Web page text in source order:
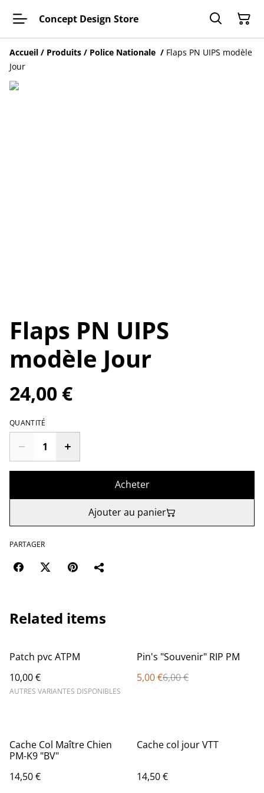
Concept Design Store
Accueil / Produits / Police Nationale / Flaps PN UIPS modèle
Jour
Flaps PN UIPS
modèle Jour
24,00 €
QUANTITÉ
Acheter
Ajouter au panier
PARTAGER
Related items
Patch pvc ATPM
10,00 €
AUTRES VARIANTES DISPONIBLES
%
Pin's "Souvenir" RIP PM
5,00 €6,00 €
Cache Col Maître Chien
PM-K9 "BV"
14,50 €
Cache col jour VTT
14,50 €